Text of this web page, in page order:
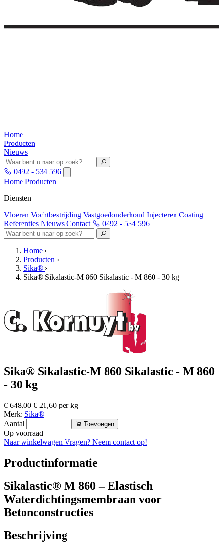
Home
Producten
Nieuws
0492 - 534 596
Home Producten
Diensten
Vloeren Vochtbestrijding Vastgoedonderhoud Injecteren Coating
Referenties Nieuws Contact 0492 - 534 596
Home ›
Producten ›
Sika® ›
Sika® Sikalastic-M 860 Sikalastic - M 860 - 30 kg
Sika® Sikalastic-M 860 Sikalastic - M 860
- 30 kg
€ 648,00 € 21,60 per kg
Merk: Sika®
Aantal
Toevoegen
Op voorraad
Naar winkelwagen Vragen? Neem contact op!
Productinformatie
Sikalastic® M 860 – Elastisch
Waterdichtingsmembraan voor
Betonconstructies
Beschrijving